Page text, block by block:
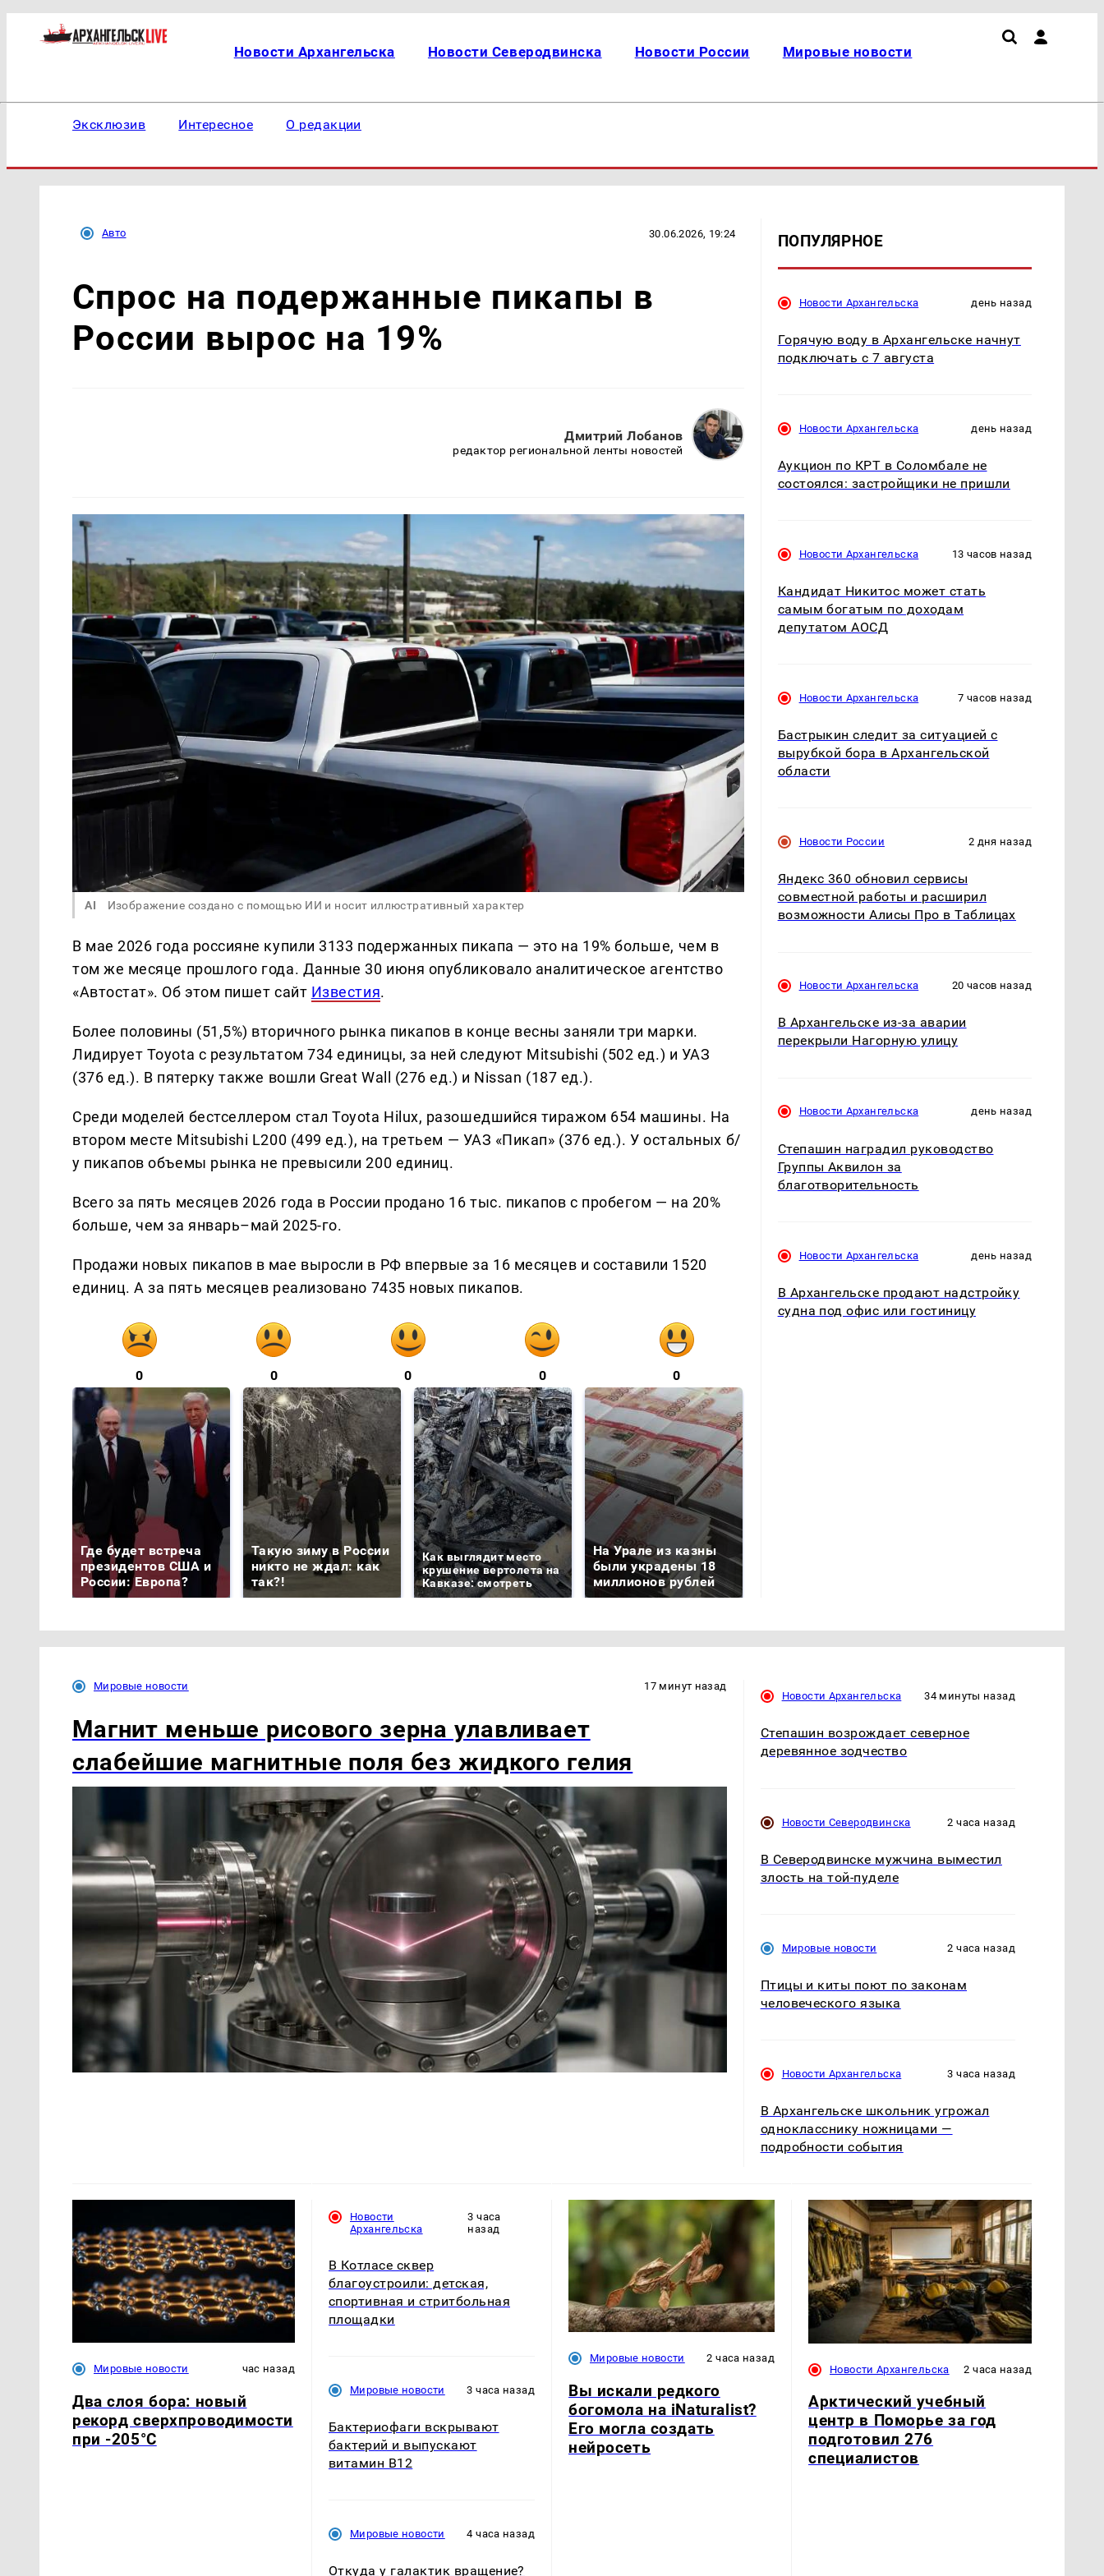
Новости Архангельска Новости Северодвинска Новости России Мировые новости
Эксклюзив Интересное О редакции
Авто 30.06.2026, 19:24
Спрос на подержанные пикапы в
России вырос на 19%
Дмитрий Лобанов
редактор региональной ленты новостей
AI Изображение создано с помощью ИИ и носит иллюстративный характер
В мае 2026 года россияне купили 3133 подержанных пикапа — это на 19% больше, чем в
том же месяце прошлого года. Данные 30 июня опубликовало аналитическое агентство
«Автостат». Об этом пишет сайт Известия.
Более половины (51,5%) вторичного рынка пикапов в конце весны заняли три марки.
Лидирует Toyota с результатом 734 единицы, за ней следуют Mitsubishi (502 ед.) и УАЗ
(376 ед.). В пятерку также вошли Great Wall (276 ед.) и Nissan (187 ед.).
Среди моделей бестселлером стал Toyota Hilux, разошедшийся тиражом 654 машины. На
втором месте Mitsubishi L200 (499 ед.), на третьем — УАЗ «Пикап» (376 ед.). У остальных б/
у пикапов объемы рынка не превысили 200 единиц.
Всего за пять месяцев 2026 года в России продано 16 тыс. пикапов с пробегом — на 20%
больше, чем за январь–май 2025-го.
Продажи новых пикапов в мае выросли в РФ впервые за 16 месяцев и составили 1520
единиц. А за пять месяцев реализовано 7435 новых пикапов.
0 0 0 0 0
Где будет встреча
президентов США и
России: Европа?
Такую зиму в России
никто не ждал: как
так?!
Как выглядит место
крушение вертолета на
Кавказе: смотреть
На Урале из казны
были украдены 18
миллионов рублей
ПОПУЛЯРНОЕ
Новости Архангельска день назад
Горячую воду в Архангельске начнут
подключать с 7 августа
Новости Архангельска день назад
Аукцион по КРТ в Соломбале не
состоялся: застройщики не пришли
Новости Архангельска 13 часов назад
Кандидат Никитос может стать
самым богатым по доходам
депутатом АОСД
Новости Архангельска 7 часов назад
Бастрыкин следит за ситуацией с
вырубкой бора в Архангельской
области
Новости России 2 дня назад
Яндекс 360 обновил сервисы
совместной работы и расширил
возможности Алисы Про в Таблицах
Новости Архангельска 20 часов назад
В Архангельске из-за аварии
перекрыли Нагорную улицу
Новости Архангельска день назад
Степашин наградил руководство
Группы Аквилон за
благотворительность
Новости Архангельска день назад
В Архангельске продают надстройку
судна под офис или гостиницу
Мировые новости 17 минут назад
Магнит меньше рисового зерна улавливает
слабейшие магнитные поля без жидкого гелия
Новости Архангельска 34 минуты назад
Степашин возрождает северное
деревянное зодчество
Новости Северодвинска 2 часа назад
В Северодвинске мужчина выместил
злость на той-пуделе
Мировые новости 2 часа назад
Птицы и киты поют по законам
человеческого языка
Новости Архангельска 3 часа назад
В Архангельске школьник угрожал
однокласснику ножницами —
подробности события
Мировые новости час назад
Два слоя бора: новый
рекорд сверхпроводимости
при -205°C
Новости
Архангельска
3 часа
назад
В Котласе сквер
благоустроили: детская,
спортивная и стритбольная
площадки
Мировые новости 3 часа назад
Бактериофаги вскрывают
бактерий и выпускают
витамин B12
Мировые новости 4 часа назад
Откуда у галактик вращение?
Мировые новости 2 часа назад
Вы искали редкого
богомола на iNaturalist?
Его могла создать
нейросеть
Новости Архангельска 2 часа назад
Арктический учебный
центр в Поморье за год
подготовил 276
специалистов